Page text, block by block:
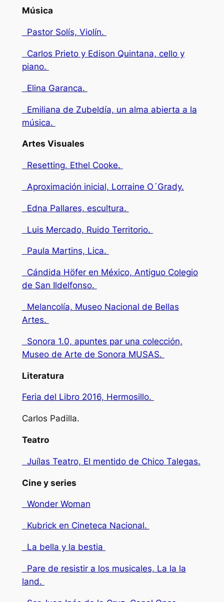
Música
Pastor Solís, Violín.
Carlos Prieto y Edison Quintana, cello y
piano.
Elina Garanca.
Emiliana de Zubeldía, un alma abierta a la
música.
Artes Visuales
Resetting, Ethel Cooke.
Aproximación inicial, Lorraine O´Grady.
Edna Pallares, escultura.
Luis Mercado, Ruido Territorio.
Paula Martins, Lica.
Cándida Höfer en México, Antiguo Colegio
de San Ildelfonso.
Melancolía, Museo Nacional de Bellas
Artes.
Sonora 1.0, apuntes par una colección,
Museo de Arte de Sonora MUSAS.
Literatura
Feria del Libro 2016, Hermosillo.
Carlos Padilla.
Teatro
Juílas Teatro, El mentido de Chico Talegas.
Cine y series
Wonder Woman
Kubrick en Cineteca Nacional.
La bella y la bestia
Pare de resistir a los musicales, La la la
land.